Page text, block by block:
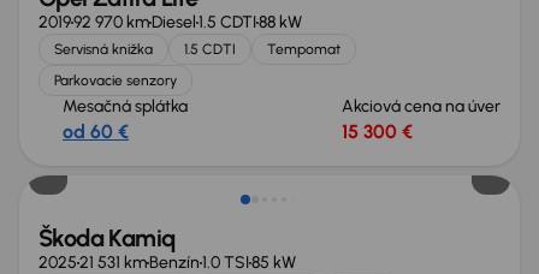
201992 970 kmDiesel1.5 CDTI88 kW
Servisná knižka 1.5 CDTI
Tempomat
Parkovacie senzory
Mesačná splátka
od 60 €
Akciová cena na úver
15 300 €
Zlacnené o 800 €
Škoda Kamiq
202521 531 kmBenzín1.0 TSI85 kW